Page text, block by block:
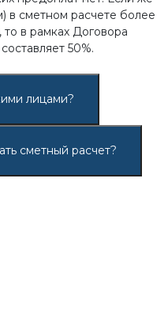
в сметном расчете более
в рамках Договора
50%.
лицами?
сметный расчет?